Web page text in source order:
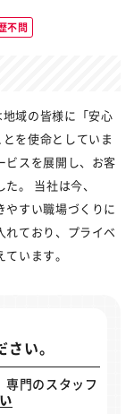
不問
域の皆様に「安心
を使命としていま
ビスを展開し、お客
。 当社は今、
やすい職場づくりに
れており、プライベ
います。
さい。
専門のスタッフ